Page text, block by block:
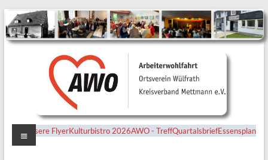
Ortsverein
Wülfrath
Unsere FlyerKulturbistro 2026AWO - TreffQuartalsbriefEssensplan
Menü